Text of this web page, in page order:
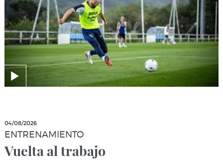
04/08/2026
ENTRENAMIENTO
Vuelta al trabajo